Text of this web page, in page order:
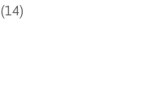
(14)